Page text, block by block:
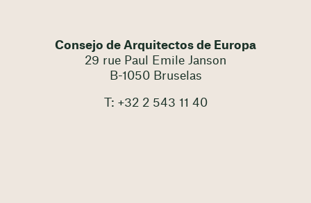
Consejo de Arquitectos de Europa
29 rue Paul Emile Janson
B-1050 Bruselas
T: +32 2 543 11 40